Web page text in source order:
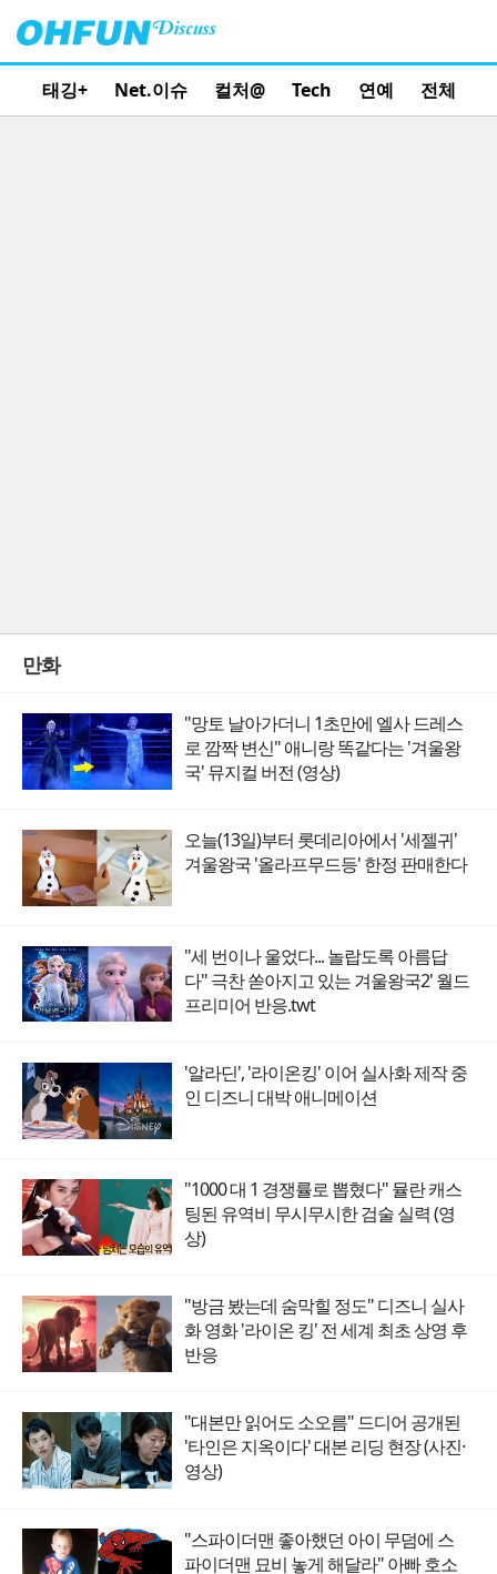
태깅+ Net.이슈 컬처@ Tech 연예 전체
만화
"망토 날아가더니 1초만에 엘사 드레스
로 깜짝 변신" 애니랑 똑같다는 '겨울왕
국' 뮤지컬 버전 (영상)
오늘(13일)부터 롯데리아에서 '세젤귀'
겨울왕국 '올라프무드등' 한정 판매한다
"세 번이나 울었다... 놀랍도록 아름답
다" 극찬 쏟아지고 있는 겨울왕국2' 월드
프리미어 반응.twt
'알라딘', '라이온킹' 이어 실사화 제작 중
인 디즈니 대박 애니메이션
"1000 대 1 경쟁률로 뽑혔다" 뮬란 캐스
팅된 유역비 무시무시한 검술 실력 (영
상)
"방금 봤는데 숨막힐 정도" 디즈니 실사
화 영화 '라이온 킹' 전 세계 최초 상영 후
반응
"대본만 읽어도 소오름" 드디어 공개된
'타인은 지옥이다' 대본 리딩 현장 (사진·
영상)
"스파이더맨 좋아했던 아이 무덤에 스
파이더맨 묘비 놓게 해달라" 아빠 호소